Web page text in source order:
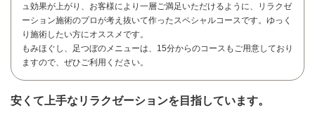
ュ効果が上がり、お客様により一層ご満足いただけるように、リラクゼ
ーション施術のプロが考え抜いて作ったスペシャルコースです。ゆっく
り施術したい方にオススメです。
もみほぐし、足つぼのメニューは、15分からのコースもご用意しており
ますので、ぜひご利用ください。
安くて上手なリラクゼーションを目指しています。